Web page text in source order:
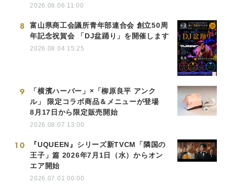
2026.08.06 11:00
8
富山県商工会議所青年部連合会 創立50周
年記念祝賀会 「DJ盆踊り」を開催します
2026.08.04 15:25
9
「横濱ハーバー」×「柳原良平 アンク
ル」 限定コラボ商品＆メニューが登場
8月17日から限定販売開始
2026.08.07 13:00
10
『UQUEEN』シリーズ新TVCM「隣国の
王子」篇 2026年7月1日（水）からオン
エア開始
2026.07.01 00:00